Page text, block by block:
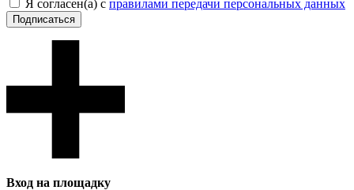
Я согласен(а) с правилами передачи персональных данных
Подписаться
Вход на площадку